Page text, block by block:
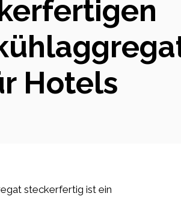
Hotels
steckerfertig ist ein